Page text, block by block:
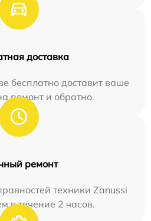
доставка
бесплатно доставит ваше
ремонт и обратно.
ремонт
техники Zanussi
в течение 2 часов.